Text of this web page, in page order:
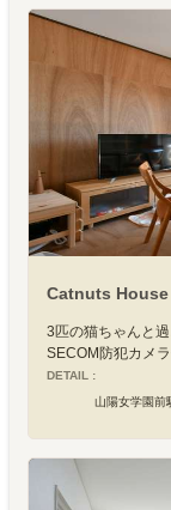
Catnuts House
3匹の猫ちゃんと
SECOM防犯カメ
DETAIL :
山陽女学園前